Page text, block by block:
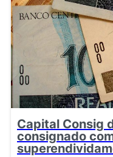
Capital Consig
consignado